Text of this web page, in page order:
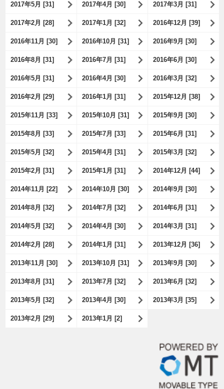
2017年5月 [31] 2017年4月 [30] 2017年3月 [31]
2017年2月 [28] 2017年1月 [32] 2016年12月 [39]
2016年11月 [30] 2016年10月 [31] 2016年9月 [30]
2016年8月 [31] 2016年7月 [31] 2016年6月 [30]
2016年5月 [31] 2016年4月 [30] 2016年3月 [32]
2016年2月 [29] 2016年1月 [31] 2015年12月 [38]
2015年11月 [33] 2015年10月 [31] 2015年9月 [30]
2015年8月 [33] 2015年7月 [33] 2015年6月 [31]
2015年5月 [32] 2015年4月 [31] 2015年3月 [32]
2015年2月 [31] 2015年1月 [31] 2014年12月 [44]
2014年11月 [22] 2014年10月 [30] 2014年9月 [30]
2014年8月 [32] 2014年7月 [32] 2014年6月 [31]
2014年5月 [32] 2014年4月 [30] 2014年3月 [31]
2014年2月 [28] 2014年1月 [31] 2013年12月 [36]
2013年11月 [30] 2013年10月 [31] 2013年9月 [30]
2013年8月 [31] 2013年7月 [32] 2013年6月 [32]
2013年5月 [32] 2013年4月 [30] 2013年3月 [35]
2013年2月 [29] 2013年1月 [2]